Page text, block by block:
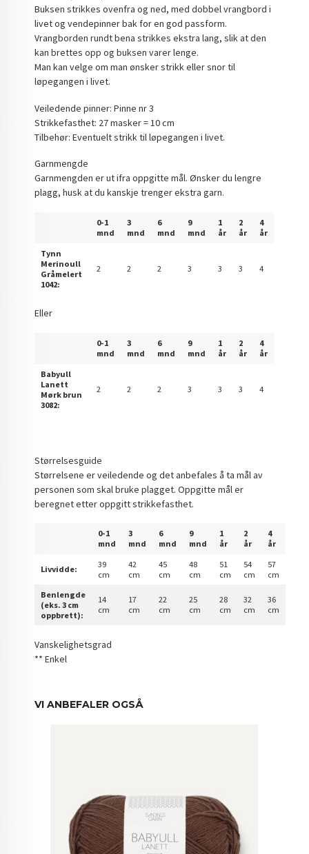
Buksen strikkes ovenfra og ned, med dobbel vrangbord i
livet og vendepinner bak for en god passform.
Vrangborden rundt bena strikkes ekstra lang, slik at den
kan brettes opp og buksen varer lenge.
Man kan velge om man ønsker strikk eller snor til
løpegangen i livet.
Veiledende pinner: Pinne nr 3
Strikkefasthet: 27 masker = 10 cm
Tilbehør: Eventuelt strikk til løpegangen i livet.
Garnmengde
Garnmengden er ut ifra oppgitte mål. Ønsker du lengre
plagg, husk at du kanskje trenger ekstra garn.
0-1
mnd
3
mnd
6
mnd
9
mnd
1
år
2
år
4
år
Tynn
Merinoull
Gråmelert
1042:
2 2 2 3 3 3 4
Eller
0-1
mnd
3
mnd
6
mnd
9
mnd
1
år
2
år
4
år
Babyull
Lanett
Mørk brun
3082:
2 2 2 3 3 3 4
Størrelsesguide
Størrelsene er veiledende og det anbefales å ta mål av
personen som skal bruke plagget. Oppgitte mål er
beregnet etter oppgitt strikkefasthet.
0-1
mnd
3
mnd
6
mnd
9
mnd
1
år
2
år
4
år
Livvidde:
39
cm
42
cm
45
cm
48
cm
51
cm
54
cm
57
cm
Benlengde
(eks. 3 cm
oppbrett):
14
cm
17
cm
22
cm
25
cm
28
cm
32
cm
36
cm
Vanskelighetsgrad
** Enkel
VI ANBEFALER OGSÅ